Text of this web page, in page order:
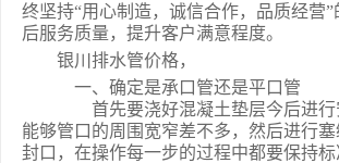
终坚持“用心制造，诚信合作，品质经营
后服务质量，提升客户满意程度。
银川排水管价格，
一、确定是承口管还是平口管
首先要浇好混凝土垫层今后进行
能够管口的周围宽窄差不多，然后进行
封口，在操作每一步的过程中都要保持标